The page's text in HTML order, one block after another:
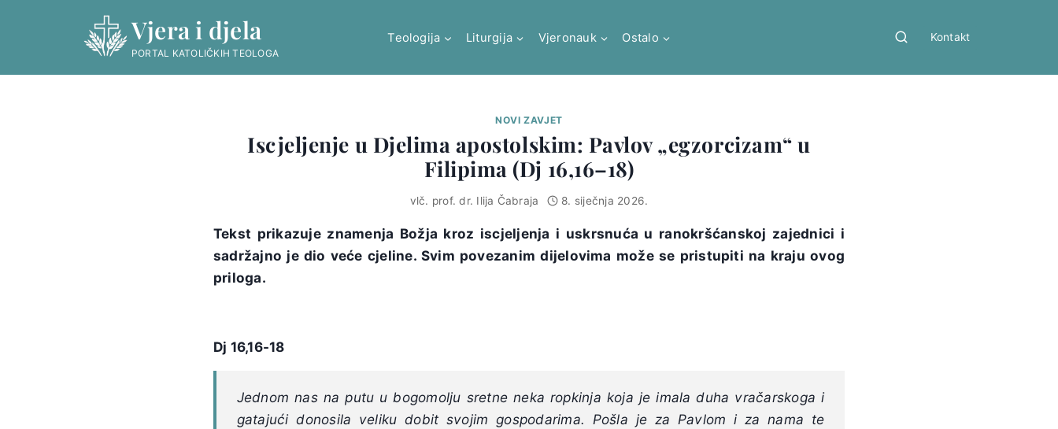
Vjera i djela
PORTAL KATOLIČKIH TEOLOGA
Teologija Liturgija Vjeronauk Ostalo Kontakt
NOVI ZAVJET
Iscjeljenje u Djelima apostolskim: Pavlov „egzorcizam“ u
Filipima (Dj 16,16–18)
vlč. prof. dr. Ilija Čabraja 8. siječnja 2026.
Tekst prikazuje znamenja Božja kroz iscjeljenja i uskrsnuća u ranokršćanskoj zajednici i
sadržajno je dio veće cjeline. Svim povezanim dijelovima može se pristupiti na kraju ovog
priloga.
Dj 16,16-18
Jednom nas na putu u bogomolju sretne neka ropkinja koja je imala duha vračarskoga i
gatajući donosila veliku dobit svojim gospodarima. Pošla je za Pavlom i za nama te